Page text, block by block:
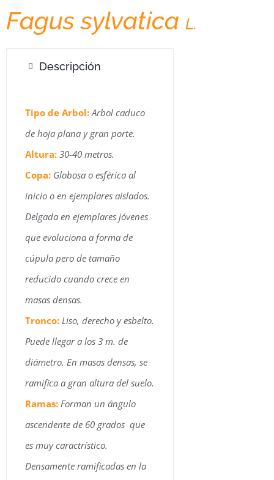
Fagus sylvatica L.
Descripción
Tipo de Arbol:Arbol caduco
de hoja plana y gran porte.
Altura: 30-40 metros.
Copa: Globosa o esférica al
inicio o en ejemplares aislados.
Delgada en ejemplares jóvenes
que evoluciona a forma de
cúpula pero de tamaño
reducido cuando crece en
masas densas.
Tronco: Liso, derecho y esbelto.
Puede llegar a los 3 m. de
diámetro. En masas densas, se
ramifica a gran altura del suelo.
Ramas: Forman un ángulo
ascendente de 60 grados que
es muy caractrístico.
Densamente ramificadas en la